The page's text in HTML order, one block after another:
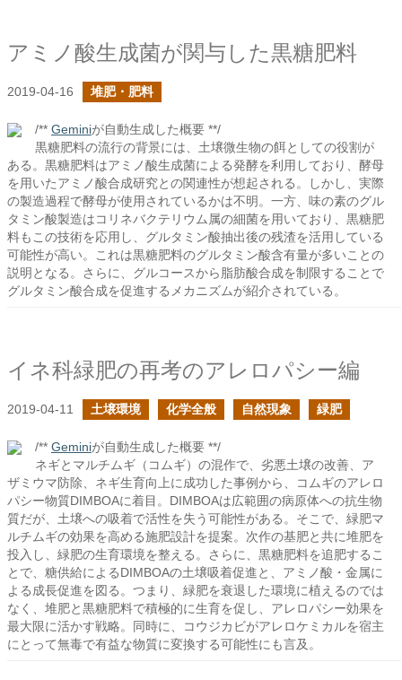
アミノ酸生成菌が関与した黒糖肥料
2019-04-16 堆肥・肥料
/** Geminiが自動生成した概要 **/
黒糖肥料の流行の背景には、土壌微生物の餌としての役割が
ある。黒糖肥料はアミノ酸生成菌による発酵を利用しており、酵母
を用いたアミノ酸合成研究との関連性が想起される。しかし、実際
の製造過程で酵母が使用されているかは不明。一方、味の素のグル
タミン酸製造はコリネバクテリウム属の細菌を用いており、黒糖肥
料もこの技術を応用し、グルタミン酸抽出後の残渣を活用している
可能性が高い。これは黒糖肥料のグルタミン酸含有量が多いことの
説明となる。さらに、グルコースから脂肪酸合成を制限することで
グルタミン酸合成を促進するメカニズムが紹介されている。
イネ科緑肥の再考のアレロパシー編
2019-04-11 土壌環境 化学全般 自然現象 緑肥
/** Geminiが自動生成した概要 **/
ネギとマルチムギ（コムギ）の混作で、劣悪土壌の改善、ア
ザミウマ防除、ネギ生育向上に成功した事例から、コムギのアレロ
パシー物質DIMBOAに着目。DIMBOAは広範囲の病原体への抗生物
質だが、土壌への吸着で活性を失う可能性がある。そこで、緑肥マ
ルチムギの効果を高める施肥設計を提案。次作の基肥と共に堆肥を
投入し、緑肥の生育環境を整える。さらに、黒糖肥料を追肥するこ
とで、糖供給によるDIMBOAの土壌吸着促進と、アミノ酸・金属に
よる成長促進を図る。つまり、緑肥を衰退した環境に植えるのでは
なく、堆肥と黒糖肥料で積極的に生育を促し、アレロパシー効果を
最大限に活かす戦略。同時に、コウジカビがアレロケミカルを宿主
にとって無毒で有益な物質に変換する可能性にも言及。